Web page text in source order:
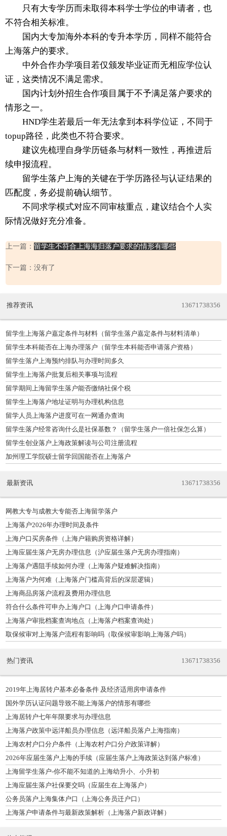
只有大专学历而未取得本科学士学位的申请者，也
不符合相关标准。
国内大专加海外本科的专升本学历，同样不能符合
上海落户的要求。
中外合作办学项目若仅颁发毕业证而无相应学位认
证，这类情况不满足需求。
国内计划外招生合作项目属于不予满足落户要求的
情形之一。
HND学生若最后一年无法拿到本科学位证，不同于
topup路径，此类也不符合要求。
建议先梳理自身学历链条与材料一致性，再推进后
续申报流程。
留学生落户上海的关键在于学历路径与认证结果的
匹配度，务必提前确认细节。
不同求学模式对应不同审核重点，建议结合个人实
际情况做好充分准备。
上一篇： 留学生不符合上海海归落户要求的情形有哪些
下一篇：没有了
推荐资讯 13671738356
留学生上海落户嘉定条件与材料（留学生落户嘉定条件与材料清单）
留学生本科能否在上海办理落户（留学生本科能否申请落户资格）
留学生落户上海预约排队与办理时间多久
留学生上海落户批复后相关事项与流程
留学期间上海留学生落户能否缴纳社保个税
留学生上海落户地址证明与办理机构信息
留学人员上海落户进度可在一网通办查询
留学生落户经常咨询什么是社保基数？（留学生落户一倍社保怎么算）
留学生创业落户上海政策解读与公司注册流程
加州理工学院硕士留学回国能否在上海落户
最新资讯 13671738356
网教大专与成教大专能否上海留学落户
上海落户2026年办理时间及条件
上海户口买房条件（上海户籍购房资格详解）
上海应届生落户无房办理信息（沪应届生落户无房办理指南）
上海落户遇阻手续如何办理（上海落户疑难解决指南）
上海落户为何难（上海落户门槛高背后的深层逻辑）
上海商品房落户流程及费用办理信息
符合什么条件可申办上海户口（上海户口申请条件）
上海落户审批档案查询地点（上海落户档案查询处）
取保候审对上海落户流程有影响吗（取保候审影响上海落户吗）
热门资讯 13671738356
2019年上海居转户基本必备条件 及经济适用房申请条件
国外学历认证问题导致不能上海落户的情形有哪些
上海居转户七年年限要求与办理信息
上海落户政策中远洋船员办理信息（远洋船员落户上海指南）
上海农村户口分户条件（上海农村户口分户政策详解）
2026年应届生落户上海的手续（应届生落户上海政策达到落户标准）
上海留学生落户-你不能不知道的上海幼升小、小升初
上海应届生落户社保要交吗（应届生在上海落户）
公务员落户上海集体户口（上海公务员迁户口）
上海落户申请条件与最新政策解析（上海落户新政详解）